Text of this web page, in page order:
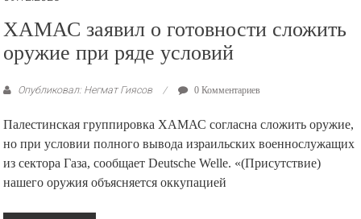
ХАМАС заявил о готовности сложить
оружие при ряде условий
Опубликовал: Негмат Гиясов 0 Комментариев
Палестинская группировка ХАМАС согласна сложить оружие,
но при условии полного вывода израильских военнослужащих
из сектора Газа, сообщает Deutsche Welle. «(Присутствие)
нашего оружия объясняется оккупацией